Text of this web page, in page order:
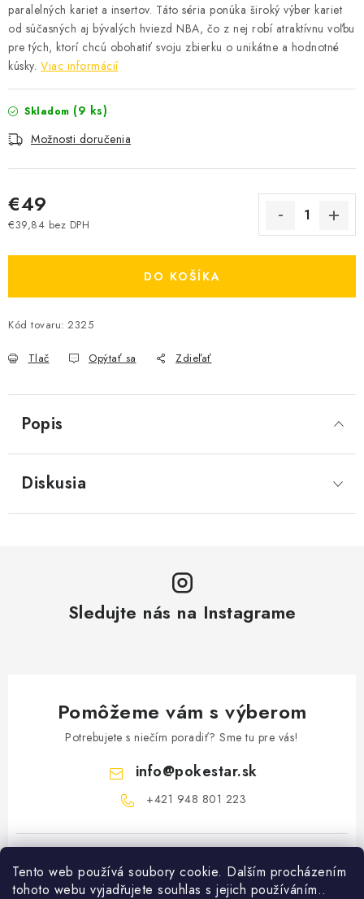
Tento web používá soubory cookie. Dalším procházením
tohoto webu vyjadřujete souhlas s jejich používáním..
ŠPECIÁLNE
Čo je RIP and SHIP?
Podmienky ochrany osobných údajov
Moja objednávka
Odstúpenie od zmluvy formou elektronického formulára
paralelných kariet a insertov. Táto séria ponúka široký výber kariet
od súčasných aj bývalých hviezd NBA, čo z nej robí atraktívnu voľbu
pre tých, ktorí chcú obohatiť svoju zbierku o unikátne a hodnotné
kúsky. Viac informácií
Skladom (9 ks)
Možnosti doručenia
€49
€39,84 bez DPH
DO KOŠÍKA
Kód tovaru: 2325
Tlač Opýtať sa Zdieľať
Popis
Diskusia
Sledujte nás na Instagrame
Pomôžeme vám s výberom
Potrebujete s niečím poradiť? Sme tu pre vás!
info@pokestar.sk
‪+421 948 801 223